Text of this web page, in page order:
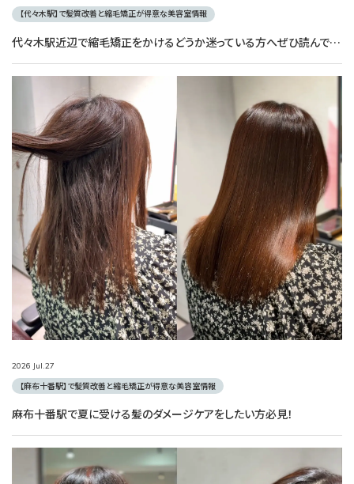
【代々木駅】で髪質改善と縮毛矯正が得意な美容室情報
代々木駅近辺で縮毛矯正をかけるどうか迷っている方へぜひ読んでほしい！
2026 Jul.27
【麻布十番駅】で髪質改善と縮毛矯正が得意な美容室情報
麻布十番駅で夏に受ける髪のダメージケアをしたい方必見！